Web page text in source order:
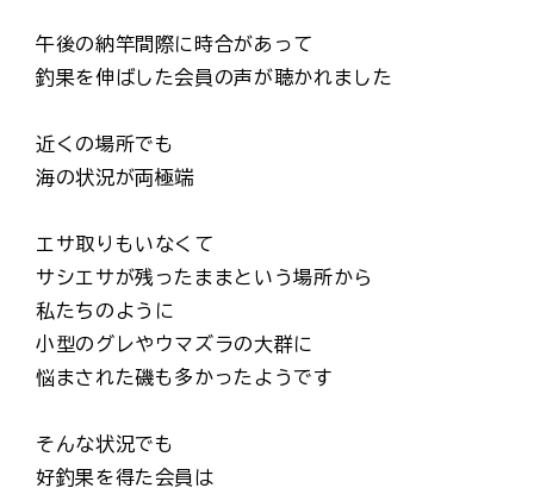
午後の納竿間際に時合があって
釣果を伸ばした会員の声が聴かれました
近くの場所でも
海の状況が両極端
エサ取りもいなくて
サシエサが残ったままという場所から
私たちのように
小型のグレやウマズラの大群に
悩まされた磯も多かったようです
そんな状況でも
好釣果を得た会員は